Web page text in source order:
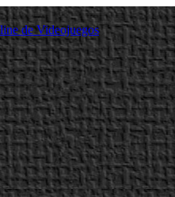
de Videojuegos